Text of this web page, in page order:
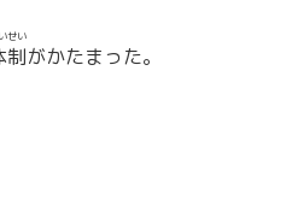
制
せい
がかたまった。